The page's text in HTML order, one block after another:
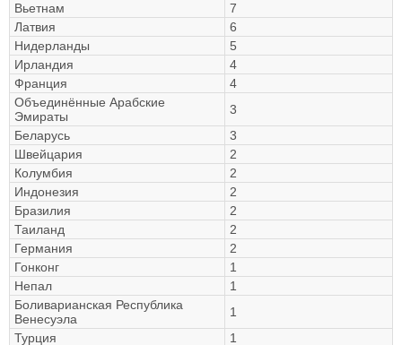
Вьетнам
7
Латвия
6
Нидерланды
5
Ирландия
4
Франция
4
Объединённые Арабские
Эмираты
3
Беларусь
3
Швейцария
2
Колумбия
2
Индонезия
2
Бразилия
2
Таиланд
2
Германия
2
Гонконг
1
Непал
1
Боливарианская Республика
Венесуэла
1
Турция
1